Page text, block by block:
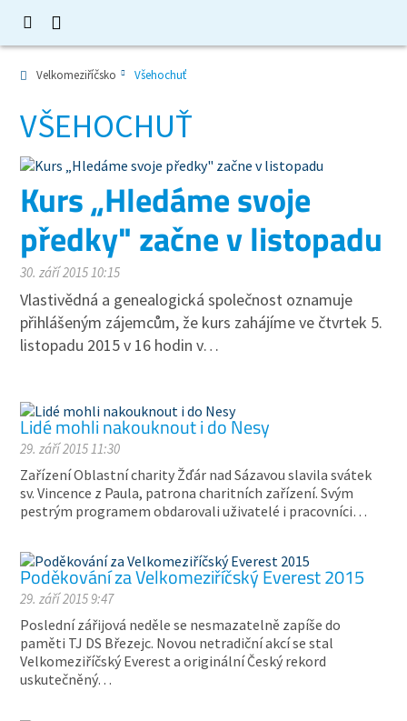
Velkomeziříčsko Všehochuť
VŠEHOCHUŤ
Kurs „Hledáme svoje
předky" začne v listopadu
30. září 2015 10:15
Vlastivědná a genealogická společnost oznamuje
přihlášeným zájemcům, že kurs zahájíme ve čtvrtek 5.
listopadu 2015 v 16 hodin v…
Lidé mohli nakouknout i do Nesy
29. září 2015 11:30
Zařízení Oblastní charity Žďár nad Sázavou slavila svátek
sv. Vincence z Paula, patrona charitních zařízení. Svým
pestrým programem obdarovali uživatelé i pracovníci…
Poděkování za Velkomeziříčský Everest 2015
29. září 2015 9:47
Poslední zářijová neděle se nesmazatelně zapíše do
paměti TJ DS Březejc. Novou netradiční akcí se stal
Velkomeziříčský Everest a originální Český rekord
uskutečněný…